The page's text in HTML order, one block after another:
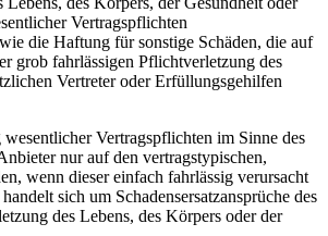
Vertragspflichten
die Haftung für sonstige Schäden, die auf
grob fahrlässigen Pflichtverletzung des
Vertreter oder Erfüllungsgehilfen
Vertragspflichten im Sinne des
nur auf den vertragstypischen,
wenn dieser einfach fahrlässig verursacht
sich um Schadensersatzansprüche des
des Lebens, des Körpers oder der